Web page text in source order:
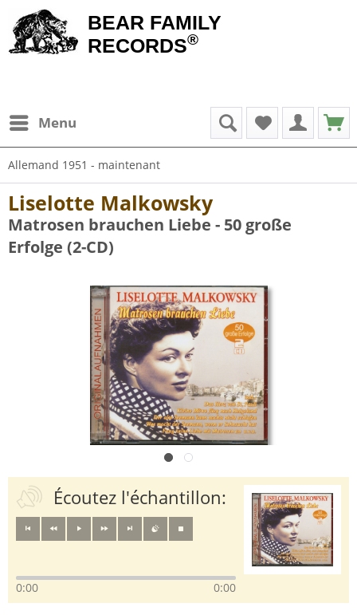
BEAR FAMILY
RECORDS®
Menu
Allemand 1951 - maintenant
Liselotte Malkowsky
Matrosen brauchen Liebe - 50 große
Erfolge (2-CD)
Écoutez l'échantillon:
0:00 0:00